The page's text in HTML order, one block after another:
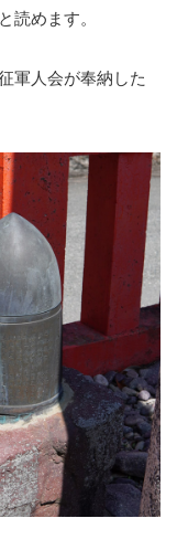
読めます。
軍人会が奉納した